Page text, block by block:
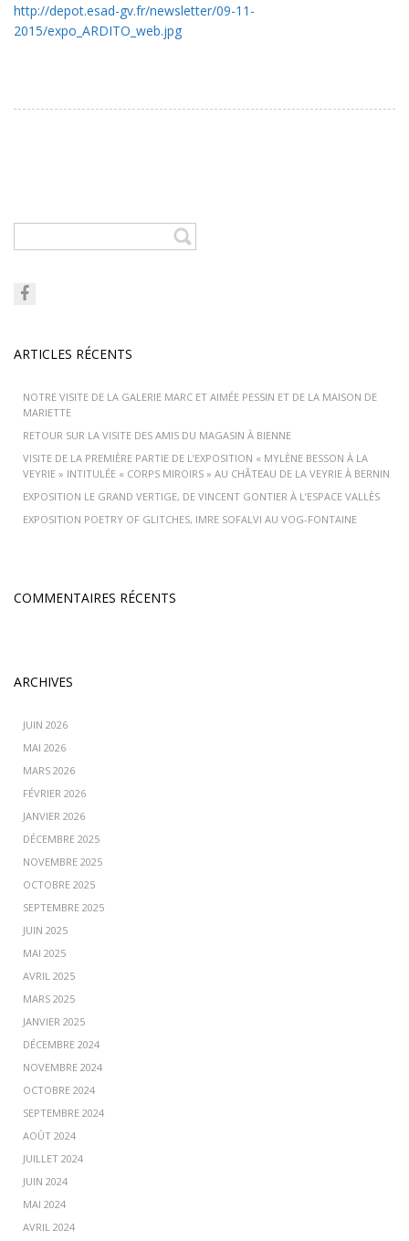
http://depot.esad-gv.fr/newsletter/09-11-
2015/expo_ARDITO_web.jpg
ARTICLES RÉCENTS
NOTRE VISITE DE LA GALERIE MARC ET AIMÉE PESSIN ET DE LA MAISON DE
MARIETTE
RETOUR SUR LA VISITE DES AMIS DU MAGASIN À BIENNE
VISITE DE LA PREMIÈRE PARTIE DE L’EXPOSITION « MYLÈNE BESSON À LA
VEYRIE » INTITULÉE « CORPS MIROIRS » AU CHÂTEAU DE LA VEYRIE À BERNIN
EXPOSITION LE GRAND VERTIGE, DE VINCENT GONTIER À L’ESPACE VALLÈS
EXPOSITION POETRY OF GLITCHES, IMRE SOFALVI AU VOG-FONTAINE
COMMENTAIRES RÉCENTS
ARCHIVES
JUIN 2026
MAI 2026
MARS 2026
FÉVRIER 2026
JANVIER 2026
DÉCEMBRE 2025
NOVEMBRE 2025
OCTOBRE 2025
SEPTEMBRE 2025
JUIN 2025
MAI 2025
AVRIL 2025
MARS 2025
JANVIER 2025
DÉCEMBRE 2024
NOVEMBRE 2024
OCTOBRE 2024
SEPTEMBRE 2024
AOÛT 2024
JUILLET 2024
JUIN 2024
MAI 2024
AVRIL 2024